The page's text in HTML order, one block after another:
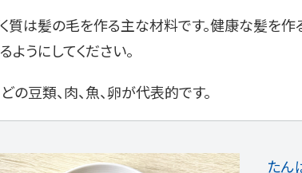
質は髪の毛を作る主な材料です。健康な髪を
ようにしてください。
の豆類、肉、魚、卵が代表的です。
たん